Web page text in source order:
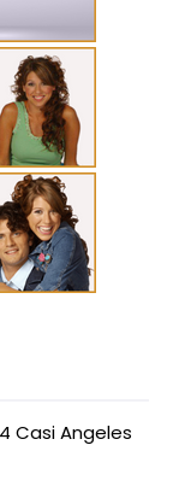
Casi Angeles